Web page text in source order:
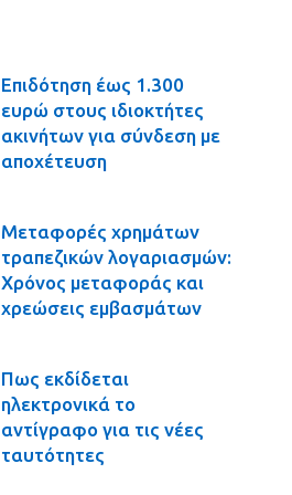
Επιδότηση έως 1.300
ευρώ στους ιδιοκτήτες
ακινήτων για σύνδεση με
αποχέτευση
Μεταφορές χρημάτων
τραπεζικών λογαριασμών:
Χρόνος μεταφοράς και
χρεώσεις εμβασμάτων
Πως εκδίδεται
ηλεκτρονικά το
αντίγραφο για τις νέες
ταυτότητες